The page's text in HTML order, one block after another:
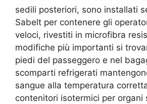
sedili posteriori, sono installati
Sabelt per contenere gli
veloci, rivestiti in microfibra
modifiche più importanti si
piedi del passeggero e nel
scomparti refrigerati
sangue alla temperatura
contenitori isotermici per organi